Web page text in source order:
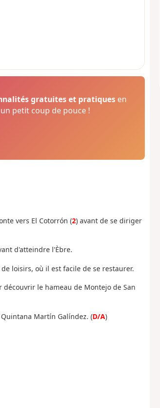
gratuites et pratiques en
petit coup de pouce !
vers El Cotorrón (2) avant de se diriger
d'atteindre l'Èbre.
loisirs, où il est facile de se restaurer.
le hameau de Montejo de San
Martín Galíndez. (D/A)